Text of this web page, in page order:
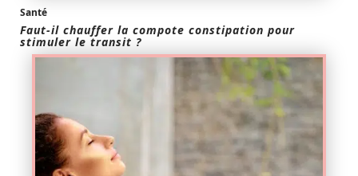
Santé
Faut-il chauffer la compote constipation pour
stimuler le transit ?